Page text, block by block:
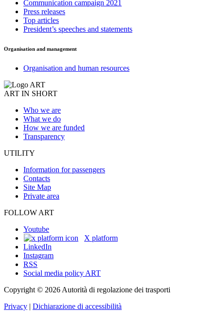
Communication campaign 2021
Press releases
Top articles
President’s speeches and statements
Organisation and management
Organisation and human resources
ART IN SHORT
Who we are
What we do
How we are funded
Transparency
UTILITY
Information for passengers
Contacts
Site Map
Private area
FOLLOW ART
Youtube
X platform
LinkedIn
Instagram
RSS
Social media policy ART
Copyright © 2026 Autorità di regolazione dei trasporti
Privacy | Dichiarazione di accessibilità